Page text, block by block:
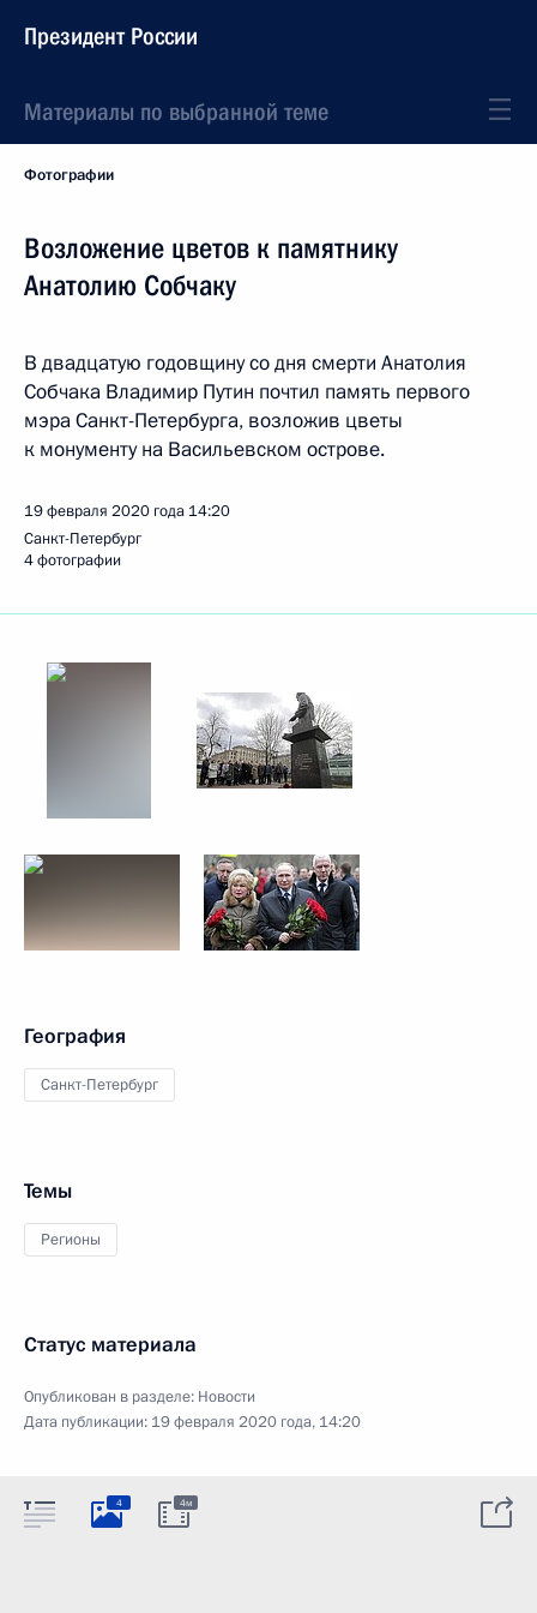
Президент России
Материалы по выбранной теме
Фотографии
Возложение цветов к памятнику
Анатолию Собчаку
В двадцатую годовщину со дня смерти Анатолия
Собчака Владимир Путин почтил память первого
мэра Санкт-Петербурга, возложив цветы
к монументу на Васильевском острове.
19 февраля 2020 года 14:20
Санкт-Петербург
4 фотографии
География
Санкт-Петербург
Темы
Регионы
Статус материала
Опубликован в разделе: Новости
Дата публикации: 19 февраля 2020 года, 14:20
4 4м